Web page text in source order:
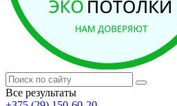
Все результаты